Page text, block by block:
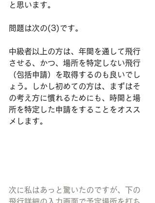
と思います。
問題は次の(3)です。
中級者以上の方は、年間を通して飛行
させる、かつ、場所を特定しない飛行
（包括申請）を取得するのも良いでし
ょう。しかし初めての方は、まずはそ
の考え方に慣れるためにも、時間と場
所を特定した申請をすることをオスス
メします。
次に私はあっと驚いたのですが、下の